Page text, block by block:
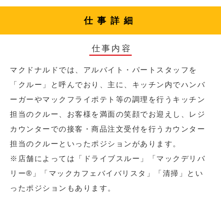
仕事詳細
仕事内容
マクドナルドでは、アルバイト・パートスタッフを
「クルー」と呼んでおり、主に、キッチン内でハンバ
ーガーやマックフライポテト等の調理を行うキッチン
担当のクルー、お客様を満面の笑顔でお迎えし、レジ
カウンターでの接客・商品注文受付を行うカウンター
担当のクルーといったポジションがあります。
※店舗によっては「ドライブスルー」「マックデリバ
リー®︎」「マックカフェバイバリスタ」「清掃」とい
ったポジションもあります。